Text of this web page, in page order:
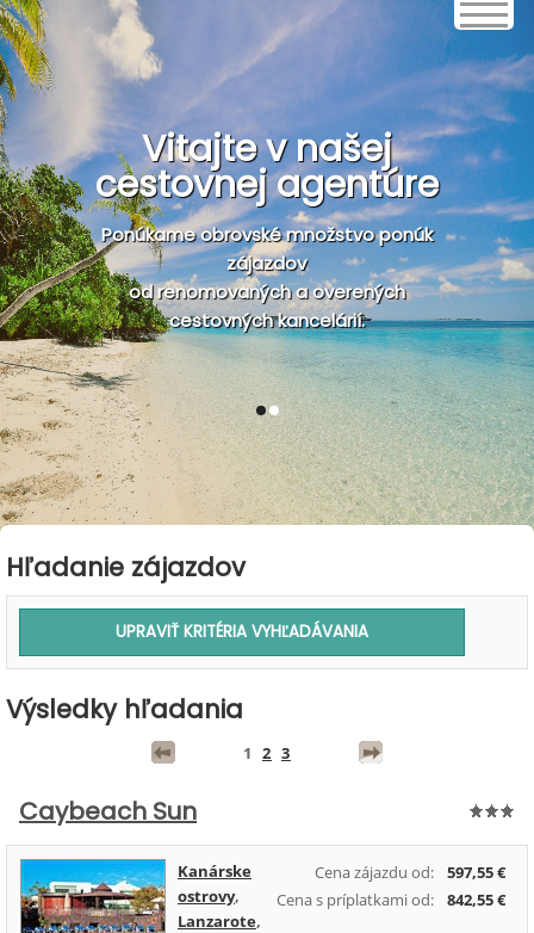
Vitajte v našej
cestovnej agentúre
Ponúkame obrovské množstvo ponúk
zájazdov
od renomovaných a overených
cestovných kancelárií.
1 2
Hľadanie zájazdov
Výsledky hľadania
1 2 3
Caybeach Sun
Cena zájazdu od:
597,55 €
Cena s príplatkami od:
842,55 €
Kanárske
ostrovy,
Lanzarote,